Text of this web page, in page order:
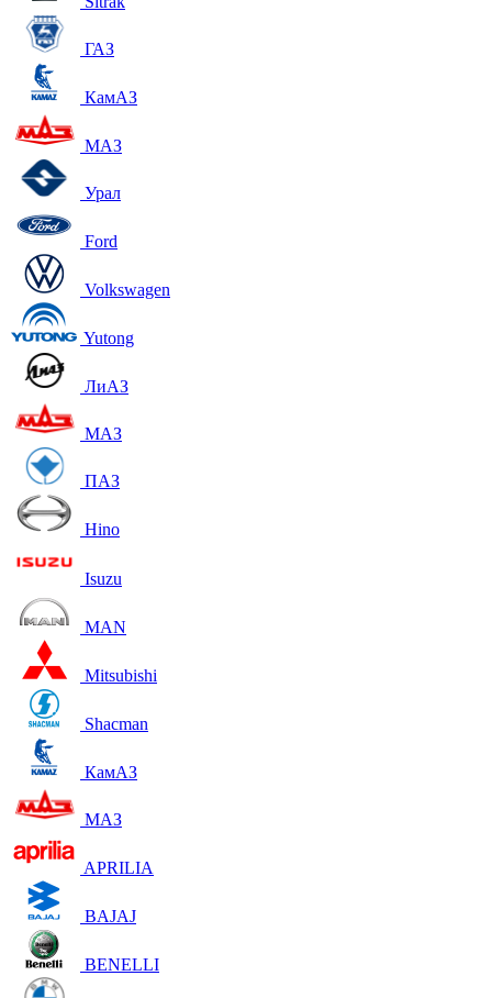
ГАЗ
КамАЗ
МАЗ
Урал
Ford
Volkswagen
Yutong
ЛиАЗ
МАЗ
ПАЗ
Hino
Isuzu
MAN
Mitsubishi
Shacman
КамАЗ
МАЗ
APRILIA
BAJAJ
BENELLI